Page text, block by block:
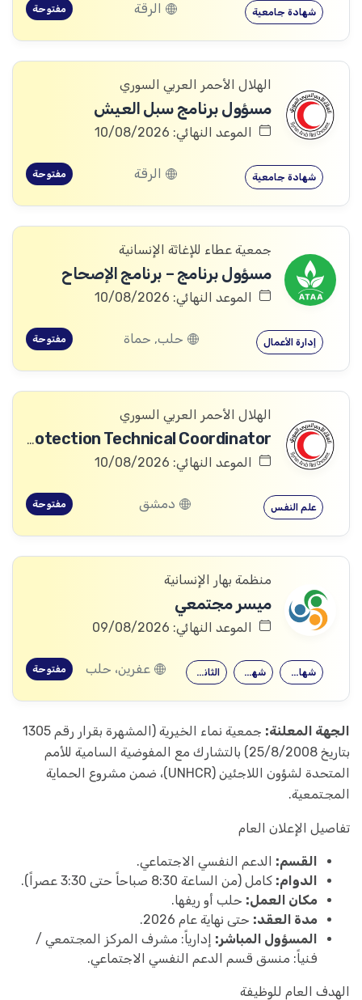
شهادة جامعية الرقة مفتوحة
الهلال الأحمر العربي السوري
مسؤول برنامج سبل العيش
الموعد النهائي: 10/08/2026
شهادة جامعية الرقة مفتوحة
جمعية عطاء للإغاثة الإنسانية
مسؤول برنامج – برنامج الإصحاح
الموعد النهائي: 10/08/2026
إدارة الأعمال حلب, حماة مفتوحة
الهلال الأحمر العربي السوري
Community Services and Protection Technical Coordinator
الموعد النهائي: 10/08/2026
علم النفس دمشق مفتوحة
منظمة بهار الإنسانية
ميسر مجتمعي
الموعد النهائي: 09/08/2026
الثانوية العامة شهادة معهد شهادة جامعية عفرين، حلب مفتوحة
الجهة المعلنة:
جمعية نماء الخيرية (المشهرة بقرار رقم 1305
بتاريخ 25/8/2008) بالتشارك مع المفوضية السامية للأمم
المتحدة لشؤون اللاجئين (UNHCR)، ضمن مشروع الحماية
المجتمعية.
تفاصيل الإعلان العام
القسم: الدعم النفسي الاجتماعي.
الدوام: كامل (من الساعة 8:30 صباحاً حتى 3:30 عصراً).
مكان العمل: حلب أو ريفها.
مدة العقد: حتى نهاية عام 2026.
المسؤول المباشر: إدارياً: مشرف المركز المجتمعي /
فنياً: منسق قسم الدعم النفسي الاجتماعي.
الهدف العام للوظيفة